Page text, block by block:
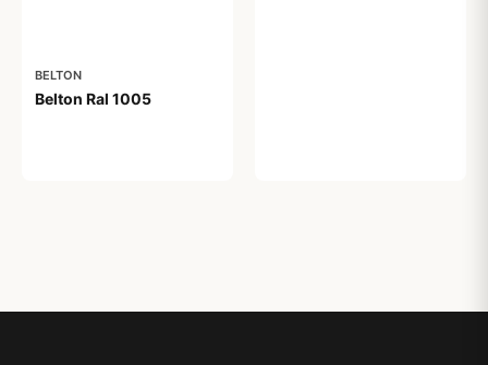
BELTON
Belton Ral 1005